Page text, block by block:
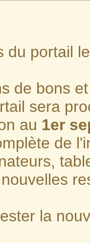
du portail
de bons
sera
au 1er
de
la